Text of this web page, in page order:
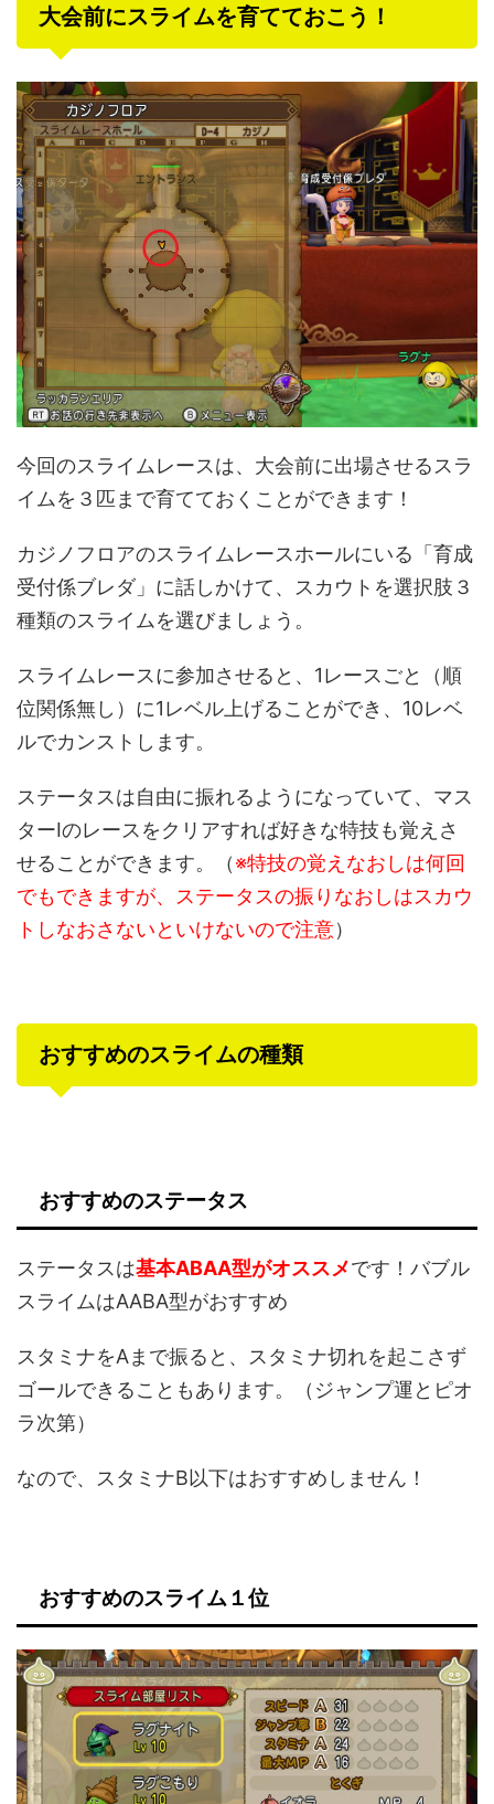
大会前にスライムを育てておこう！
今回のスライムレースは、大会前に出場させるスラ
イムを３匹まで育てておくことができます！
カジノフロアのスライムレースホールにいる「育成
受付係ブレダ」に話しかけて、スカウトを選択肢３
種類のスライムを選びましょう。
スライムレースに参加させると、1レースごと（順
位関係無し）に1レベル上げることができ、10レベ
ルでカンストします。
ステータスは自由に振れるようになっていて、マス
ターⅠのレースをクリアすれば好きな特技も覚えさ
せることができます。（※特技の覚えなおしは何回
でもできますが、ステータスの振りなおしはスカウ
トしなおさないといけないので注意）
おすすめのスライムの種類
おすすめのステータス
ステータスは基本ABAA型がオススメです！バブル
スライムはAABA型がおすすめ
スタミナをAまで振ると、スタミナ切れを起こさず
ゴールできることもあります。（ジャンプ運とピオ
ラ次第）
なので、スタミナB以下はおすすめしません！
おすすめのスライム１位